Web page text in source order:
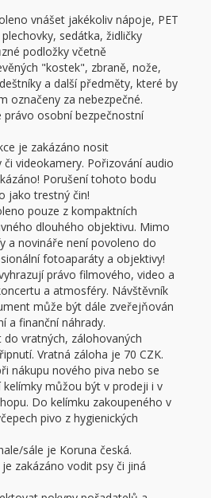
vnášet jakékoliv nápoje, PET
sedátka, židličky
podložky včetně
"kostek", zbraně, nože,
a další předměty, které by
označeny za nebezpečné.
právo osobní bezpečnostní
je zakázáno nosit
videokamery. Pořizování audio
Porušení tohoto bodu
jako trestný čin!
pouze z kompaktních
dlouhého objektivu. Mimo
a novináře není povoleno do
fotoaparáty a objektivy!
právo filmového, video a
a atmosféry. Návštěvník
může být dále zveřejňován
a finanční náhrady.
vratných, zálohovaných
Vratná záloha je 70 CZK.
nákupu nového piva nebo se
kelímky můžou být v prodeji i v
Do kelímku zakoupeného v
pivo z hygienických
sále je Koruna česká.
zakázáno vodit psy či jiná